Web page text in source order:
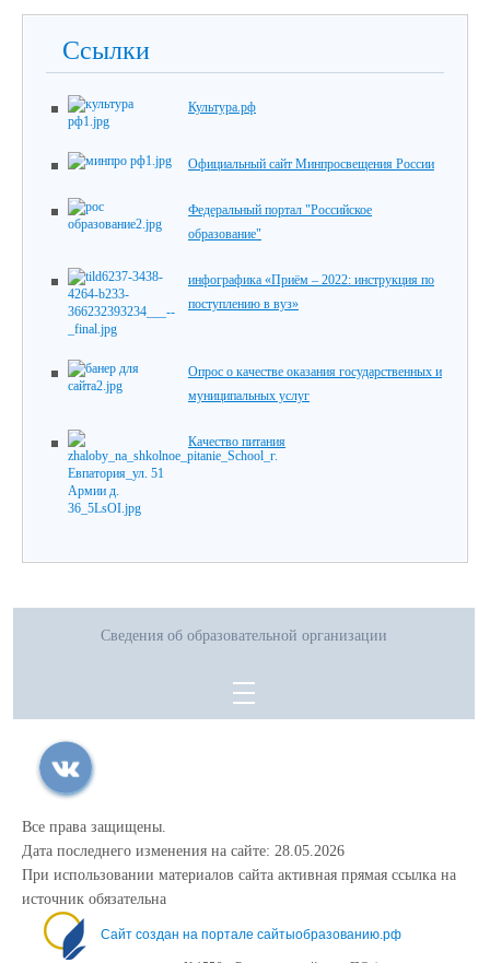
Ссылки
Культура.рф
Официальный сайт Минпросвещения России
Федеральный портал "Российское
образование"
инфографика «Приём – 2022: инструкция по
поступлению в вуз»
Опрос о качестве оказания государственных и
муниципальных услуг
Качество питания
Сведения об образовательной организации
Все права защищены.
Дата последнего изменения на сайте: 28.05.2026
При использовании материалов сайта активная прямая ссылка на
источник обязательна
Сайт создан на портале сайтыобразованию.рф